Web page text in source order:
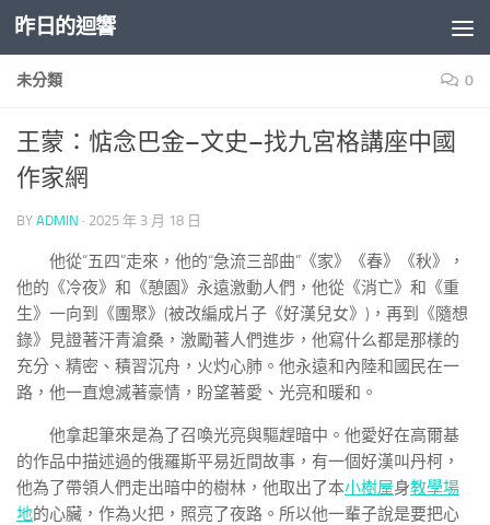
Skip to content
昨日的迴響
未分類 0
王蒙：惦念巴金–文史–找九宮格講座中國
作家網
BY ADMIN · 2025 年 3 月 18 日
他從“五四”走來，他的“急流三部曲”《家》《春》《秋》，
他的《冷夜》和《憩園》永遠激動人們，他從《消亡》和《重
生》一向到《團聚》(被改編成片子《好漢兒女》)，再到《隨想
錄》見證著汗青滄桑，激勵著人們進步，他寫什么都是那樣的
充分、精密、積習沉舟，火灼心肺。他永遠和內陸和國民在一
路，他一直熄滅著豪情，盼望著愛、光亮和暖和。
他拿起筆來是為了召喚光亮與驅趕暗中。他愛好在高爾基
的作品中描述過的俄羅斯平易近間故事，有一個好漢叫丹柯，
他為了帶領人們走出暗中的樹林，他取出了本小樹屋身教學場
地的心臟，作為火把，照亮了夜路。所以他一輩子說是要把心